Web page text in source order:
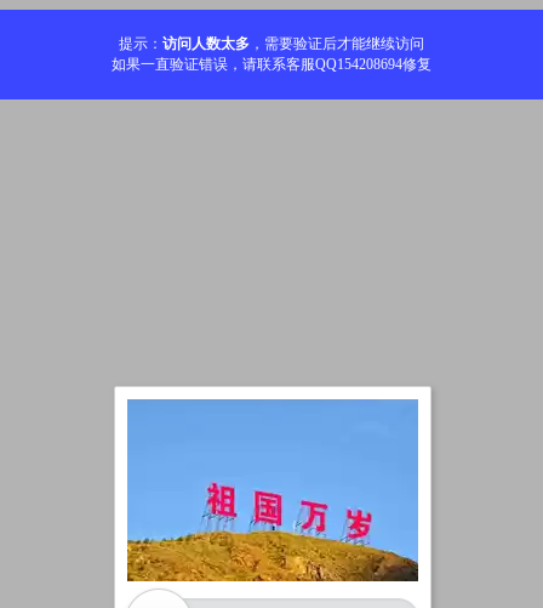
提示： 访问人数太多 ，需要验证后才能继续访问
如果一直验证错误，请联系客服QQ154208694修复